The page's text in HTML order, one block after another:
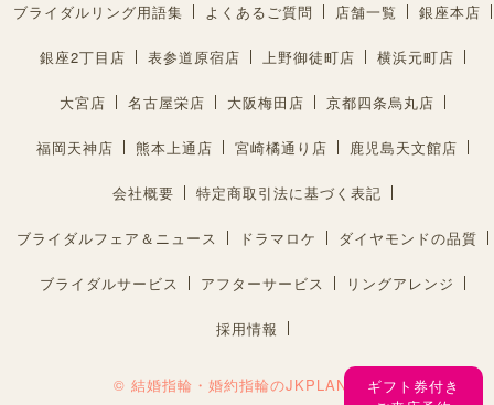
ギフト券付き
ブライダルリング用語集 よくあるご質問 店舗一覧 銀座本店
銀座2丁目店 表参道原宿店 上野御徒町店 横浜元町店
大宮店 名古屋栄店 大阪梅田店 京都四条烏丸店
福岡天神店 熊本上通店 宮崎橘通り店 鹿児島天文館店
会社概要 特定商取引法に基づく表記
ブライダルフェア＆ニュース ドラマロケ ダイヤモンドの品質
ブライダルサービス アフターサービス リングアレンジ
採用情報
© 結婚指輪・婚約指輪のJKPLANET®︎